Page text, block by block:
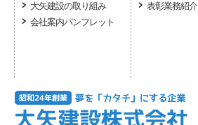
大矢建設の取り組み
会社案内パンフレット
表彰業務紹介